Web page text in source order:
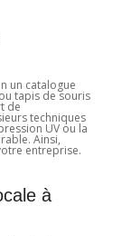
un catalogue
tapis de souris
de
techniques
UV ou la
Ainsi,
entreprise.
à